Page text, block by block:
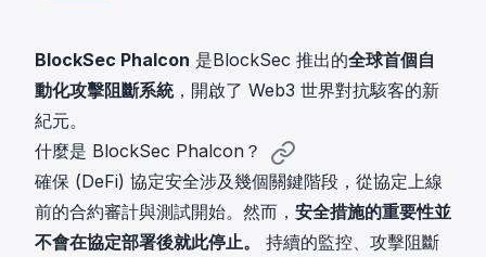
BlockSec Phalcon 是BlockSec 推出的全球首個自
動化攻擊阻斷系統，開啟了 Web3 世界對抗駭客的新
紀元。
什麼是 BlockSec Phalcon？
確保 (DeFi) 協定安全涉及幾個關鍵階段，從協定上線
前的合約審計與測試開始。然而， 安全措施的重要性並
不會在協定部署後就此停止。
持續的監控、攻擊阻斷